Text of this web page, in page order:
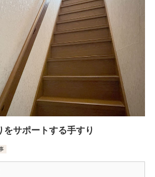
をサポートする手すり